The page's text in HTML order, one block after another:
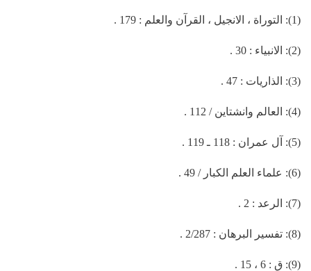
(1): التوراة ، الانجيل ، القرآن والعلم : 179 .
(2): الانبياء : 30 .
(3): الذاريات : 47 .
(4): العالم وانشتاين / 112 .
(5): آل عمران : 118 ـ 119 .
(6): علماء العلم الكبار / 49 .
(7): الرعد : 2 .
(8): تفسير البرهان : 2/287 .
(9): ق : 6 ، 15 .